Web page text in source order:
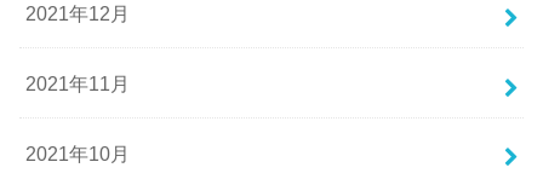
2021年12月
2021年11月
2021年10月